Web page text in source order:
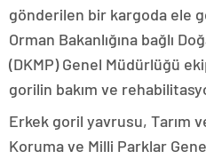
gönderilen bir kargoda ele
Orman Bakanlığına bağlı
(DKMP) Genel Müdürlüğü
gorilin bakım ve
Erkek goril yavrusu, Tarım
Koruma ve Milli Parklar